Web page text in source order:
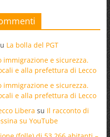
La bolla del PGT
immigrazione e sicurezza.
e alla prefettura di Lecco
immigrazione e sicurezza.
e alla prefettura di Lecco
Libera su Il racconto di
su YouTube